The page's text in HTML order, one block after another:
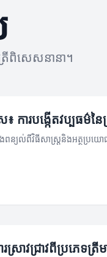
ពិសេសនានា។
ការបង្កើតវប្បធម៌ន
ពន្យល់ពីវិធីសាស្រ្តនិងអត្ថប្រយោ
រាវជ្រាវពីប្រភេទត្